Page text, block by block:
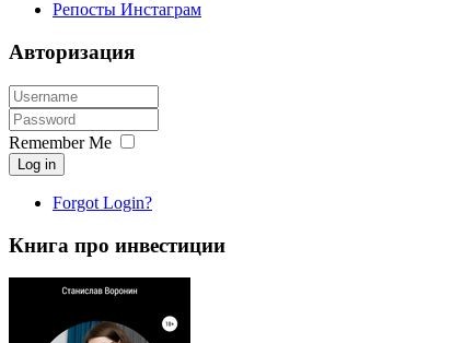
Репосты Инстаграм
Авторизация
Remember Me
Log in
Forgot Login?
Книга про инвестиции